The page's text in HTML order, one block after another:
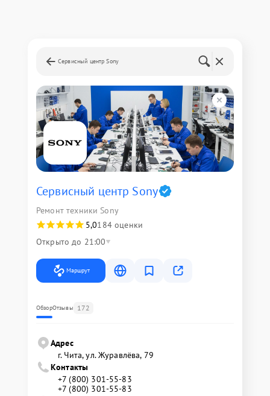
Сервисный центр Sony
Сервисный центр Sony
Ремонт техники Sony
5,0184 оценки
Открыто до 21:00
Маршрут
ОбзорОтзывы 172
Адрес
г. Чита, ул. Журавлёва, 79
Контакты
+7 (800) 301-55-83
+7 (800) 301-55-83